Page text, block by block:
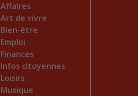
Affaires
Art de vivre
Bien-être
Emploi
Finances
Infos citoyennes
Loisirs
Musique